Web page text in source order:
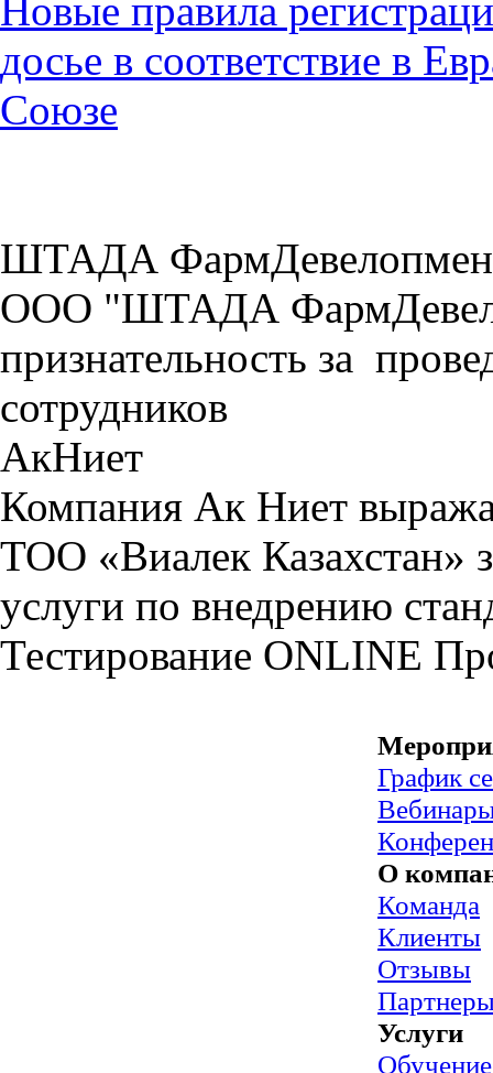
Новые правила
досье в соответствие в
Союзе
ШТАДА
ООО "ШТАДА
признательность за
сотрудников
АкНиет
Компания Ак Ниет
ТОО «Виалек Казахстан»
услуги по внедрению
Тестирование ONLINE
График
О
Команда
Клиенты
Отзывы
Услуги
Обучение